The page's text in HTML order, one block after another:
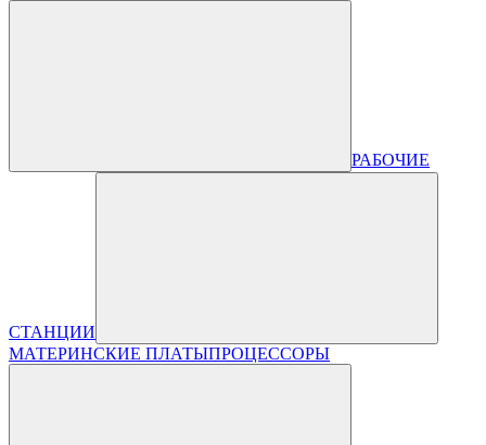
РАБОЧИЕ
СТАНЦИИ
МАТЕРИНСКИЕ ПЛАТЫПРОЦЕССОРЫ